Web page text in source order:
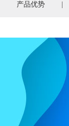
产品优势